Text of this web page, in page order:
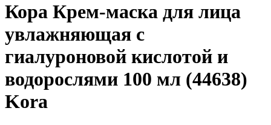
Кора Крем-маска для лица
увлажняющая с
гиалуроновой кислотой и
водорослями 100 мл (44638)
Kora